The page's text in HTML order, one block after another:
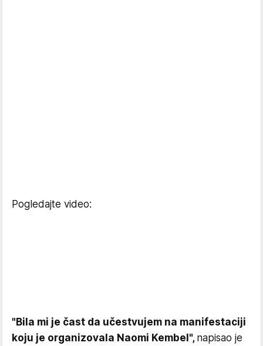
Pogledajte video:
"Bila mi je čast da učestvujem na manifestaciji
koju je organizovala Naomi Kembel", napisao je